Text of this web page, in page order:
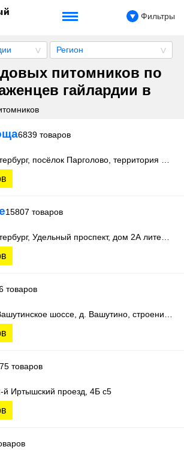
Фильтры
Регион
питомников по
гайлардии в
6839 товаров
15807 товаров
товаров
товаров
й Иртышский проезд, 4Б с5